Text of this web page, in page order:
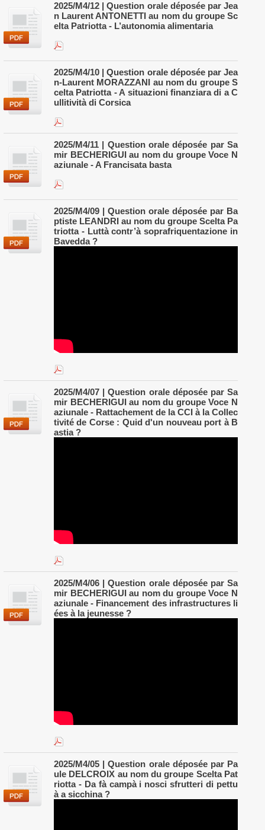
2025/M4/12 | Question orale déposée par Jea
n Laurent ANTONETTI au nom du groupe Sc
elta Patriotta - L’autonomia alimentaria
2025/M4/10 | Question orale déposée par Jea
n-Laurent MORAZZANI au nom du groupe S
celta Patriotta - A situazioni finanziara di a C
ullitività di Corsica
2025/M4/11 | Question orale déposée par Sa
mir BECHERIGUI au nom du groupe Voce N
aziunale - A Francisata basta
2025/M4/09 | Question orale déposée par Ba
ptiste LEANDRI au nom du groupe Scelta Pa
triotta - Luttà contr’à soprafriquentazione in
Bavedda ?
2025/M4/07 | Question orale déposée par Sa
mir BECHERIGUI au nom du groupe Voce N
aziunale - Rattachement de la CCI à la Collec
tivité de Corse : Quid d'un nouveau port à B
astia ?
2025/M4/06 | Question orale déposée par Sa
mir BECHERIGUI au nom du groupe Voce N
aziunale - Financement des infrastructures li
ées à la jeunesse ?
2025/M4/05 | Question orale déposée par Pa
ule DELCROIX au nom du groupe Scelta Pat
riotta - Da fà campà i nosci sfrutteri di pettu
à a sicchina ?